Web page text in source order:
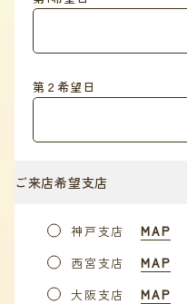
第２希望日
ご来店希望支店
神戸支店
MAP
西宮支店
MAP
大阪支店
MAP